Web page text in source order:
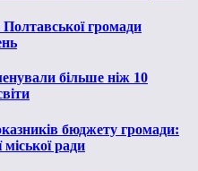
Полтавської громади
більше ніж 10
бюджету громади:
міської ради